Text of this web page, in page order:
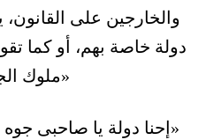
والخارجين على
دولة خاصة بهم، أو كما
«ملوك
«إحنا دولة يا صاحبى